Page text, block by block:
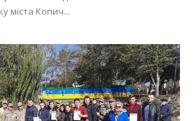
міста Копич...